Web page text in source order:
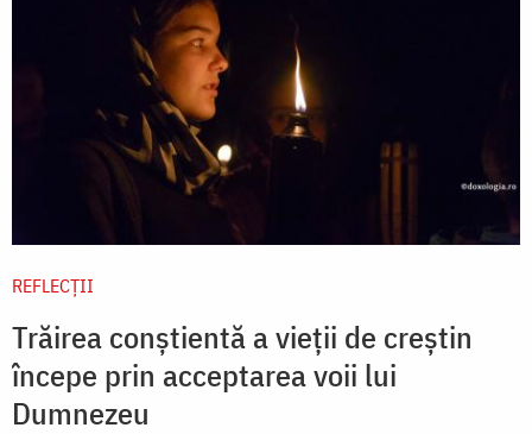
REFLECȚII
Trăirea conștientă a vieții de creștin
începe prin acceptarea voii lui
Dumnezeu